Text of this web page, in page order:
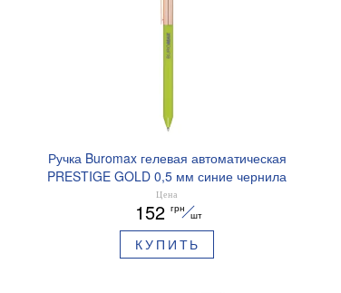
Ручка Buromax гелевая автоматическая
PRESTIGE GOLD 0,5 мм синие чернила
BM.83101
Цена
152 грн
шт
КУПИТЬ